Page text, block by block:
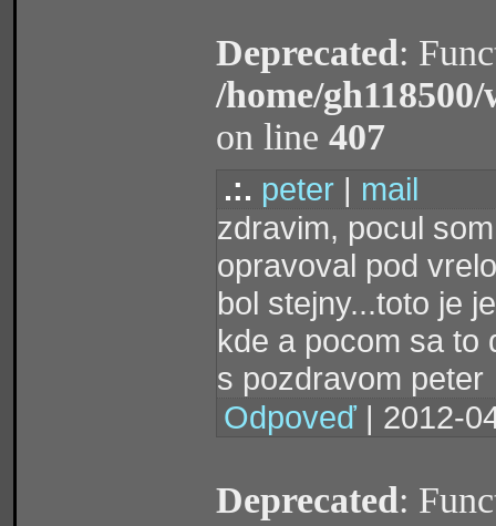
Deprecated:
/home/
on line 407
.:. peter | mail
zdravim, pocul
opravoval pod
bol stejny...toto je
kde a pocom sa to
s pozdravom peter
Odpoveď | 2012-
Deprecated: